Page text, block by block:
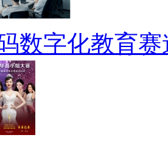
数字化教育赛